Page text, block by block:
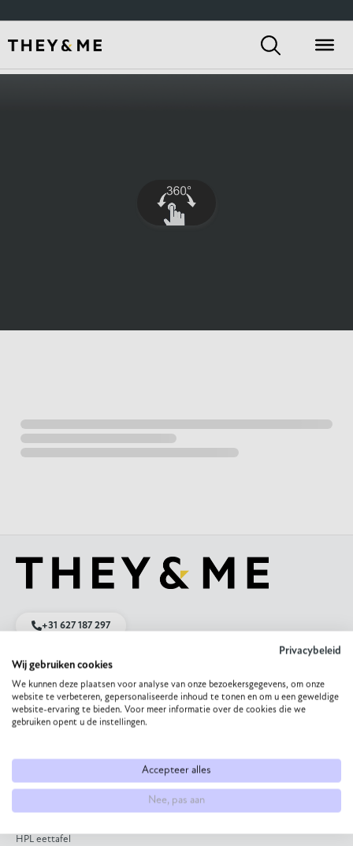
+31 627 187 297
Mail ons
App met ons
HPL eettafel
Privacybeleid
Wij gebruiken cookies
We kunnen deze plaatsen voor analyse van onze bezoekersgegevens, om onze
website te verbeteren, gepersonaliseerde inhoud te tonen en om u een geweldige
website-ervaring te bieden. Voor meer informatie over de cookies die we
gebruiken opent u de instellingen.
Accepteer alles
Nee, pas aan